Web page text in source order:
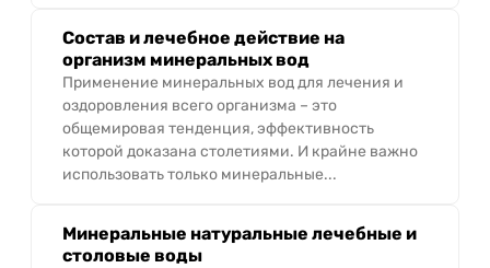
Состав и лечебное действие на
организм минеральных вод
Применение минеральных вод для лечения и
оздоровления всего организма – это
общемировая тенденция, эффективность
которой доказана столетиями. И крайне важно
использовать только минеральные...
Минеральные натуральные лечебные и
столовые воды